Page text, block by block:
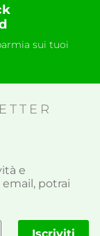
sui tuoi
e
potrai